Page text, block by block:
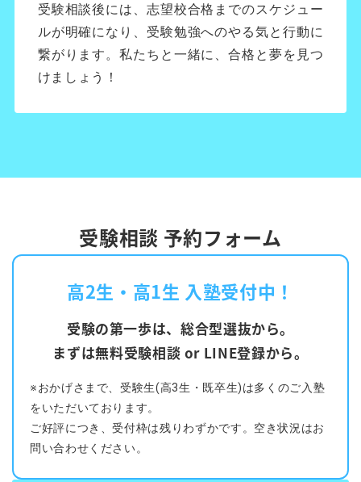
受験相談後には、志望校合格までのスケジュー
ルが明確になり、受験勉強へのやる気と行動に
繋がります。私たちと一緒に、合格と夢を見つ
けましょう！
受験相談 予約フォーム
高2生・高1生 入塾受付中！
受験の第一歩は、総合型選抜から。
まずは無料受験相談 or LINE登録から。
※おかげさまで、受験生(高3生・既卒生)は多くのご入塾
をいただいております。
ご好評につき、受付枠は残りわずかです。空き状況はお
問い合わせください。